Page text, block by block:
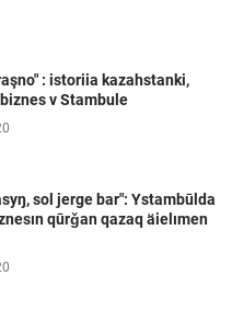
: istoriia kazahstanki,
v Stambule
sol jerge bar": Ystambūlda
qūrǧan qazaq äielımen